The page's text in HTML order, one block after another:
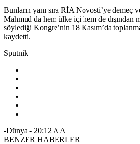
Bunların yanı sıra RİA Novosti’ye demeç
Mahmud da hem ülke içi hem de dışından
söylediği Kongre’nin 18 Kasım’da
kaydetti.
Sputnik
-Dünya - 20:12 A A
BENZER HABERLER